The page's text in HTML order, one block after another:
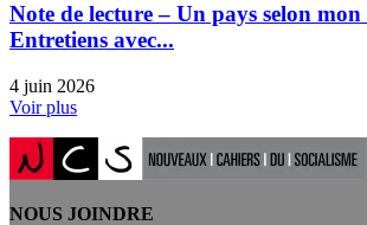
Note de lecture – Un pays selon
Entretiens avec...
4 juin 2026
Voir plus
NOUS JOINDRE